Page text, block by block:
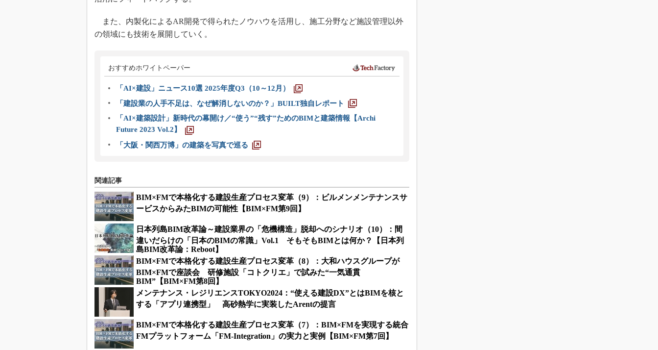
また、内製化によるAR開発で得られたノウハウを活用し、施工分野など施設管理以外
の領域にも技術を展開していく。
おすすめホワイトペーパー
「AI×建設」ニュース10選 2025年度Q3（10～12月）
「建設業の人手不足は、なぜ解消しないのか？」BUILT独自レポート
「AI×建築設計」新時代の幕開け／“使う”“残す”ためのBIMと建築情報【Archi
Future 2023 Vol.2】
「大阪・関西万博」の建築を写真で巡る
関連記事
BIM×FMで本格化する建設生産プロセス変革（9）：ビルメンメンテナンスサ
ービスからみたBIMの可能性【BIM×FM第9回】
日本列島BIM改革論～建設業界の「危機構造」脱却へのシナリオ（10）：間
違いだらけの「日本のBIMの常識」Vol.1 そもそもBIMとは何か？【日本列
島BIM改革論：Reboot】
BIM×FMで本格化する建設生産プロセス変革（8）：大和ハウスグループが
BIM×FMで座談会 研修施設「コトクリエ」で試みた“一気通貫
BIM”【BIM×FM第8回】
メンテナンス・レジリエンスTOKYO2024：“使える建設DX”とはBIMを核と
する「アプリ連携型」 高砂熱学に実装したArentの提言
BIM×FMで本格化する建設生産プロセス変革（7）：BIM×FMを実現する統合
FMプラットフォーム「FM-Integration」の実力と実例【BIM×FM第7回】